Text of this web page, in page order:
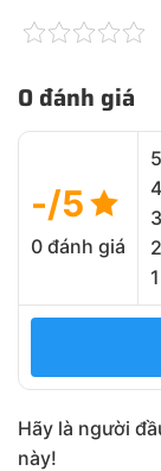
0 đánh giá
-/5
0 đánh giá
5
4
3
2
1
Hãy là người
này!